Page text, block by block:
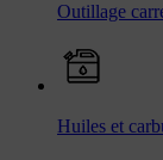
Outillage
Huiles et